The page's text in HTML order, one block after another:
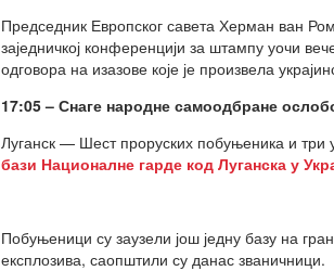
Председник Европског савета Херман ван
заједничкој конференцији за штампу уочи
одговора на изазове које је произвела
17:05 – Снаге народне самоодбране
Луганск — Шест проруских побуњеника и три
бази Националне гарде код Луганска у
Побуњеници су заузели још једну базу на
експлозива, саопштили су данас званичници.